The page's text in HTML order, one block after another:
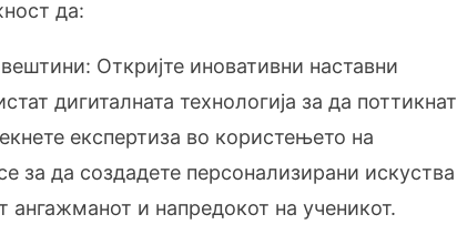
да:
Откријте иновативни наставни
дигиталната технологија за да поттикнат
експертиза во користењето на
за да создадете персонализирани искуства
и напредокот на ученикот.